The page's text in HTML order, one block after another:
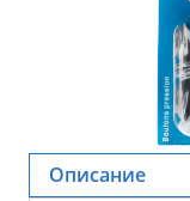
Описание